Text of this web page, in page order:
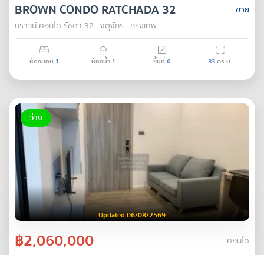
ขาย
BROWN CONDO RATCHADA 32
บราวน์ คอนโด รัชดา 32 , จตุจักร , กรุงเทพ
ห้องนอน 1 ห้องน้ำ 1 ชั้นที่6 33ตร.ม.
ว่าง
Updated 06/08/2569
฿2,060,000 คอนโด